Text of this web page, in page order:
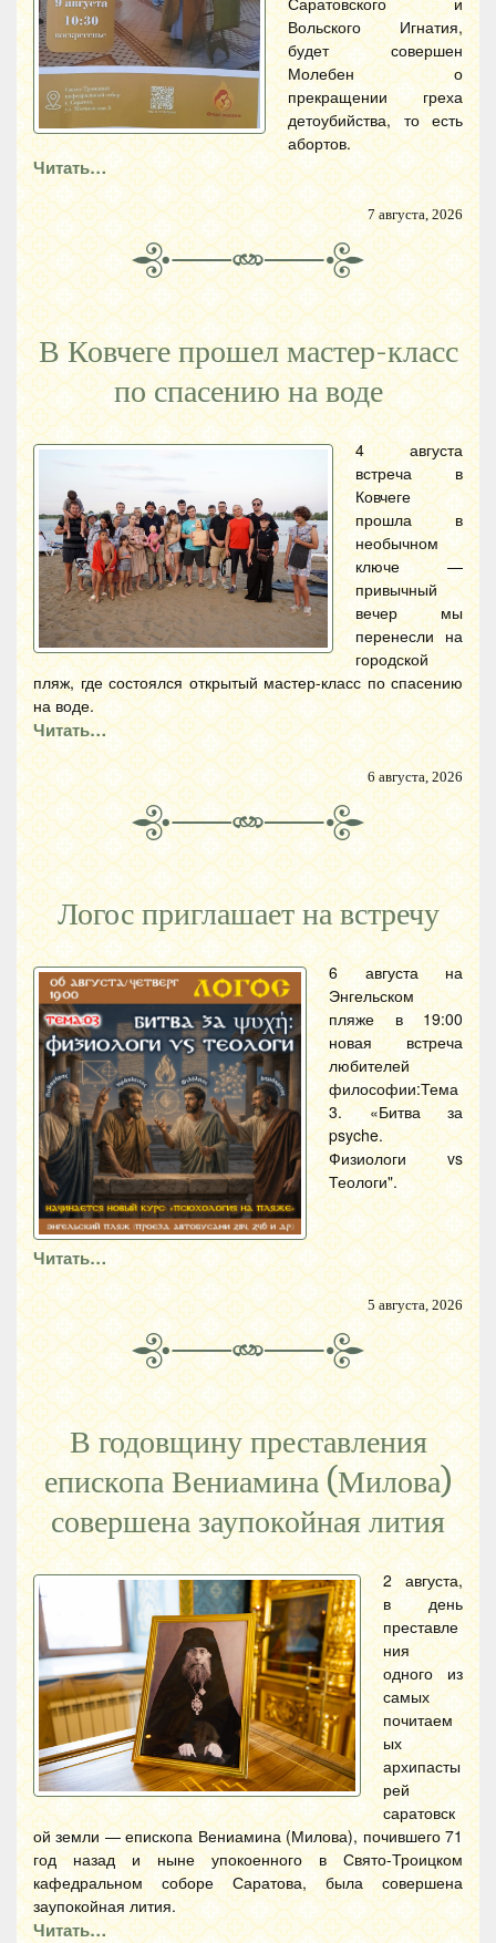
Вольского Игнатия,
будет совершен
Молебен о
прекращении греха
детоубийства, то есть
абортов.
Читать…
7 августа, 2026
В Ковчеге прошел мастер-класс
по спасению на воде
4 августа
встреча в
Ковчеге
прошла в
необычном
ключе —
привычный
вечер мы
перенесли на
городской
пляж, где состоялся открытый мастер-класс по спасению
на воде.
Читать…
6 августа, 2026
Логос приглашает на встречу
6 августа на
Энгельском
пляже в 19:00
новая встреча
любителей
философии:Тема
3. «Битва за
psyche.
Физиологи vs
Теологи".
Читать…
5 августа, 2026
В годовщину преставления
епископа Вениамина (Милова)
совершена заупокойная лития
2 августа,
в день
преставле
ния
одного из
самых
почитаем
ых
архипасты
рей
саратовск
ой земли — епископа Вениамина (Милова), почившего 71
год назад и ныне упокоенного в Свято-Троицком
кафедральном соборе Саратова, была совершена
заупокойная лития.
Читать…